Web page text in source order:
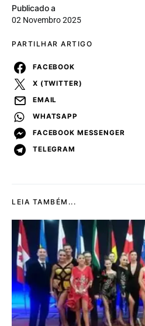
Publicado a
02 Novembro 2025
PARTILHAR ARTIGO
FACEBOOK
X (TWITTER)
EMAIL
WHATSAPP
FACEBOOK MESSENGER
TELEGRAM
LEIA TAMBÉM...